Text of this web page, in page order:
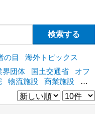
の目
海外トピックス
界団体 国土交通省
オフ
物流施設 商業施設
海
東急不動産 賃料
ア
不動産 ZEH [+]